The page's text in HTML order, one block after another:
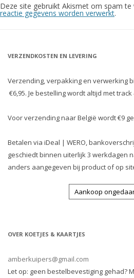
Deze site gebruikt Akismet om spam te
reactie gegevens worden verwerkt.
VERZENDKOSTEN EN LEVERING
Verzending, verpakking en verwerking
€6,95. Je bestelling wordt altijd met
Voor verzending naar België wordt €9
Betalen via iDeal | WERO,
geschiedt binnen uiterlijk 3 werkdagen
anders aangegeven bij product of op
Aankoop
OVER KOETJES & KAARTJES
amberkuipers@gmail.com
Let op: geen bestelbevestiging gehad?